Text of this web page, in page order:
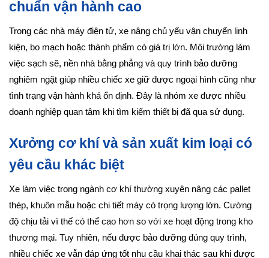
chuẩn vận hành cao
Trong các nhà máy điện tử, xe nâng chủ yếu vận chuyển linh
kiện, bo mạch hoặc thành phẩm có giá trị lớn. Môi trường làm
việc sạch sẽ, nền nhà bằng phẳng và quy trình bảo dưỡng
nghiêm ngặt giúp nhiều chiếc xe giữ được ngoại hình cũng như
tình trạng vận hành khá ổn định. Đây là nhóm xe được nhiều
doanh nghiệp quan tâm khi tìm kiếm thiết bị đã qua sử dụng.
Xưởng cơ khí và sản xuất kim loại có
yêu cầu khác biệt
Xe làm việc trong ngành cơ khí thường xuyên nâng các pallet
thép, khuôn mẫu hoặc chi tiết máy có trọng lượng lớn. Cường
độ chịu tải vì thế có thể cao hơn so với xe hoạt động trong kho
thương mại. Tuy nhiên, nếu được bảo dưỡng đúng quy trình,
nhiều chiếc xe vẫn đáp ứng tốt nhu cầu khai thác sau khi được